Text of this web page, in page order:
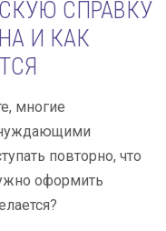
СПРАВКУ
И КАК
многие
повторно, что
оформить